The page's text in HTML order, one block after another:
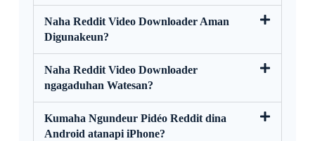
Naha Reddit Video Downloader Aman
Digunakeun?
Naha Reddit Video Downloader
ngagaduhan Watesan?
Kumaha Ngundeur Pidéo Reddit dina
Android atanapi iPhone?